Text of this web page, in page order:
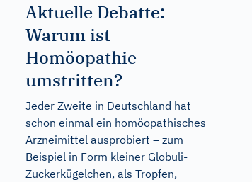
Aktuelle Debatte:
Warum ist
Homöopathie
umstritten?
Jeder Zweite in Deutschland hat
schon einmal ein homöopathisches
Arzneimittel ausprobiert – zum
Beispiel in Form kleiner Globuli-
Zuckerkügelchen, als Tropfen,